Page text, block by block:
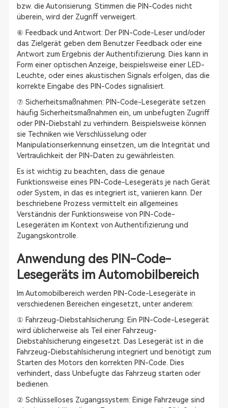
bzw. die Autorisierung. Stimmen die PIN-Codes nicht
überein, wird der Zugriff verweigert.
⑥ Feedback und Antwort: Der PIN-Code-Leser und/oder
das Zielgerät geben dem Benutzer Feedback oder eine
Antwort zum Ergebnis der Authentifizierung. Dies kann in
Form einer optischen Anzeige, beispielsweise einer LED-
Leuchte, oder eines akustischen Signals erfolgen, das die
korrekte Eingabe des PIN-Codes signalisiert.
⑦ Sicherheitsmaßnahmen: PIN-Code-Lesegeräte setzen
häufig Sicherheitsmaßnahmen ein, um unbefugten Zugriff
oder PIN-Diebstahl zu verhindern. Beispielsweise können
sie Techniken wie Verschlüsselung oder
Manipulationserkennung einsetzen, um die Integrität und
Vertraulichkeit der PIN-Daten zu gewährleisten.
Es ist wichtig zu beachten, dass die genaue
Funktionsweise eines PIN-Code-Lesegeräts je nach Gerät
oder System, in das es integriert ist, variieren kann. Der
beschriebene Prozess vermittelt ein allgemeines
Verständnis der Funktionsweise von PIN-Code-
Lesegeräten im Kontext von Authentifizierung und
Zugangskontrolle.
Anwendung des PIN-Code-
Lesegeräts im Automobilbereich
Im Automobilbereich werden PIN-Code-Lesegeräte in
verschiedenen Bereichen eingesetzt, unter anderem:
① Fahrzeug-Diebstahlsicherung: Ein PIN-Code-Lesegerät
wird üblicherweise als Teil einer Fahrzeug-
Diebstahlsicherung eingesetzt. Das Lesegerät ist in die
Fahrzeug-Diebstahlsicherung integriert und benötigt zum
Starten des Motors den korrekten PIN-Code. Dies
verhindert, dass Unbefugte das Fahrzeug starten oder
bedienen.
② Schlüsselloses Zugangssystem: Einige Fahrzeuge sind